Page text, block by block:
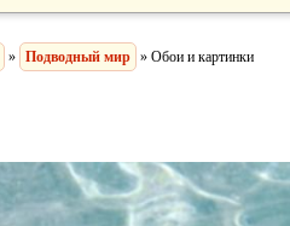
» Подводный мир » Обои и картинки